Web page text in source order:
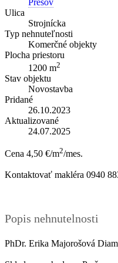
Ulica
Strojnícka
Typ nehnuteľnosti
Komerčné objekty
Plocha priestoru
1200 m2
Stav objektu
Novostavba
Pridané
26.10.2023
Aktualizované
24.07.2025
Cena 4,50 €/m2/mes.
Kontaktovať makléra 0940
Popis nehnutelnosti
PhDr. Erika Majorošová